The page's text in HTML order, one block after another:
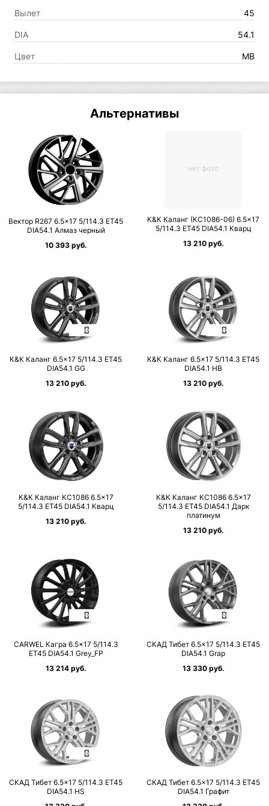
Вылет 45
DIA 54.1
Цвет MB
Альтернативы
Вектор R267 6.5×17 5/114.3 ET45
DIA54.1 Алмаз черный
10 393 руб.
нет фото
К&К Каланг (КС1086-06) 6.5×17
5/114.3 ET45 DIA54.1 Кварц
13 210 руб.
К&К Каланг 6.5×17 5/114.3 ET45
DIA54.1 GG
13 210 руб.
К&К Каланг 6.5×17 5/114.3 ET45
DIA54.1 HB
13 210 руб.
К&К Каланг КС1086 6.5×17
5/114.3 ET45 DIA54.1 Кварц
13 210 руб.
К&К Каланг КС1086 6.5×17
5/114.3 ET45 DIA54.1 Дарк
платинум
13 210 руб.
CARWEL Кагра 6.5×17 5/114.3
ET45 DIA54.1 Grey_FP
13 214 руб.
СКАД Тибет 6.5×17 5/114.3 ET45
DIA54.1 Grap
13 330 руб.
СКАД Тибет 6.5×17 5/114.3 ET45
DIA54.1 HS
СКАД Тибет 6.5×17 5/114.3 ET45
DIA54.1 Графит